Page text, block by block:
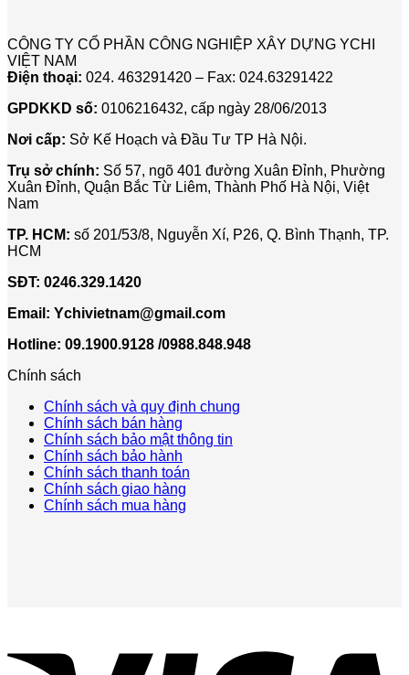
CÔNG TY CỔ PHẦN CÔNG NGHIỆP XÂY DỰNG YCHI
VIỆT NAM
Điện thoại: 024. 463291420 – Fax: 024.63291422
GPDKKD số: 0106216432, cấp ngày 28/06/2013
Nơi cấp: Sở Kế Hoạch và Đầu Tư TP Hà Nội.
Trụ sở chính: Số 57, ngõ 401 đường Xuân Đỉnh, Phường
Xuân Đỉnh, Quận Bắc Từ Liêm, Thành Phố Hà Nội, Việt
Nam
TP. HCM: số 201/53/8, Nguyễn Xí, P26, Q. Bình Thạnh, TP.
HCM
SĐT: 0246.329.1420
Email: Ychivietnam@gmail.com
Hotline: 09.1900.9128 /0988.848.948
Chính sách
Chính sách và quy định chung
Chính sách bán hàng
Chính sách bảo mật thông tin
Chính sách bảo hành
Chính sách thanh toán
Chính sách giao hàng
Chính sách mua hàng